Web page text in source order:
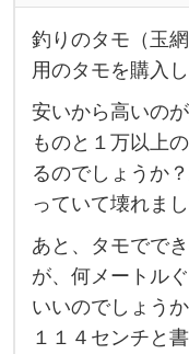
釣
の
タ
モ
（
玉
網
）
釣りのタモ（玉
用のタモを購入し
安いから高いの
ものと１万以上
るのでしょうか
っていて壊れまし
あと、タモでで
が、何メートル
いいのでしょう
１１４センチと